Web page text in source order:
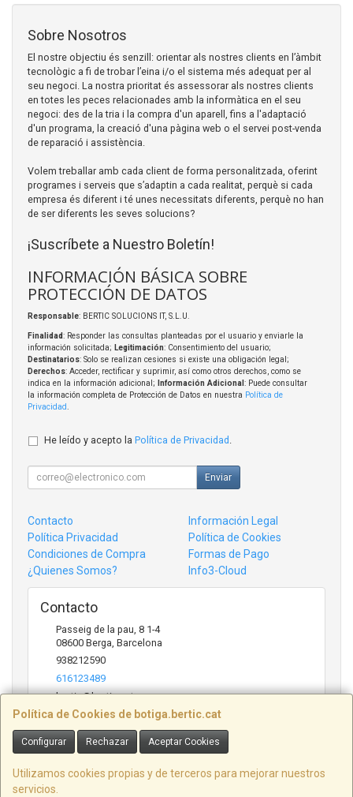
Política de Cookies de botiga.bertic.cat
Configurar Rechazar Aceptar Cookies
Utilizamos cookies propias y de terceros para mejorar nuestros
servicios.
Sobre Nosotros
El nostre objectiu és senzill: orientar als nostres clients en l’àmbit
tecnològic a fi de trobar l’eina i/o el sistema més adequat per al
seu negoci. La nostra prioritat és assessorar als nostres clients
en totes les peces relacionades amb la informàtica en el seu
negoci: des de la tria i la compra d'un aparell, fins a l'adaptació
d'un programa, la creació d'una pàgina web o el servei post-venda
de reparació i assistència.
Volem treballar amb cada client de forma personalitzada, oferint
programes i serveis que s’adaptin a cada realitat, perquè si cada
empresa és diferent i té unes necessitats diferents, perquè no han
de ser diferents les seves solucions?
¡Suscríbete a Nuestro Boletín!
INFORMACIÓN BÁSICA SOBRE
PROTECCIÓN DE DATOS
Responsable: BERTIC SOLUCIONS IT, S.L.U.
Finalidad: Responder las consultas planteadas por el usuario y enviarle la
información solicitada; Legitimación: Consentimiento del usuario;
Destinatarios: Solo se realizan cesiones si existe una obligación legal;
Derechos: Acceder, rectificar y suprimir, así como otros derechos, como se
indica en la información adicional;
Información Adicional : Puede consultar
la información completa de Protección de Datos en nuestra Política de
Privacidad
He leído y acepto la Política de Privacidad
Enviar
Contacto
Información Legal
Política Privacidad
Política de Cookies
Condiciones de Compra
Formas de Pago
¿Quienes Somos?
Info3-Cloud
Contacto
Passeig de la pau, 8 1-4
08600 Berga Barcelona
938212590
616123489
bertic@bertic.cat
Horario
Lunes a Viernes (9h-14h | 15h-18h)